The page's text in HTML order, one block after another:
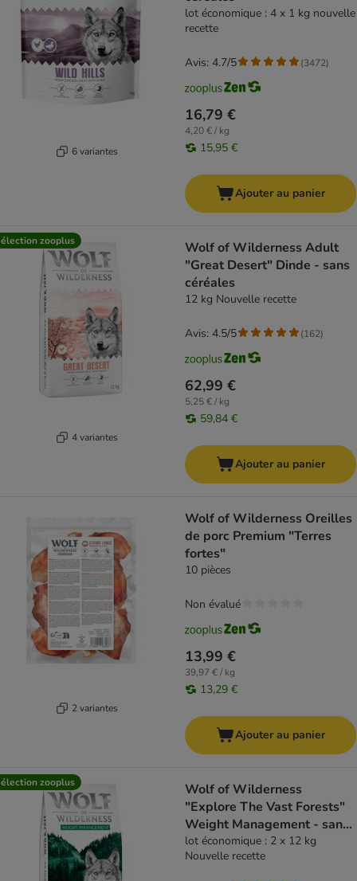
6 variantes
lot économique : 4 x 1 kg nouvelle
recette
16,79 €
4,20 € / kg
15,95 €
Avis: 4.7/5 (3472)
Ajouter au panier
zooplus
4 variantes
Wolf of Wilderness Adult
"Great Desert" Dinde - sans
céréales
12 kg Nouvelle recette
62,99 €
5,25 € / kg
59,84 €
Avis: 4.5/5 (162)
Ajouter au panier
2 variantes
Wolf of Wilderness Oreilles
de porc Premium "Terres
fortes"
10 pièces
13,99 €
39,97 € / kg
13,29 €
Non évalué
Ajouter au panier
zooplus
Wolf of Wilderness
"Explore The Vast Forests"
Weight Management - sans
céréales
lot économique : 2 x 12 kg
Nouvelle recette